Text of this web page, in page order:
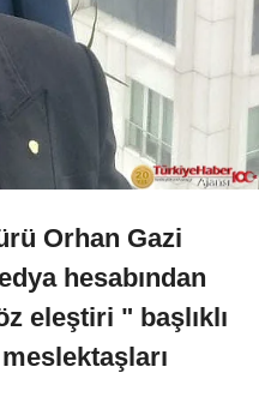
Orhan Gazi
hesabından
eleştiri " başlıklı